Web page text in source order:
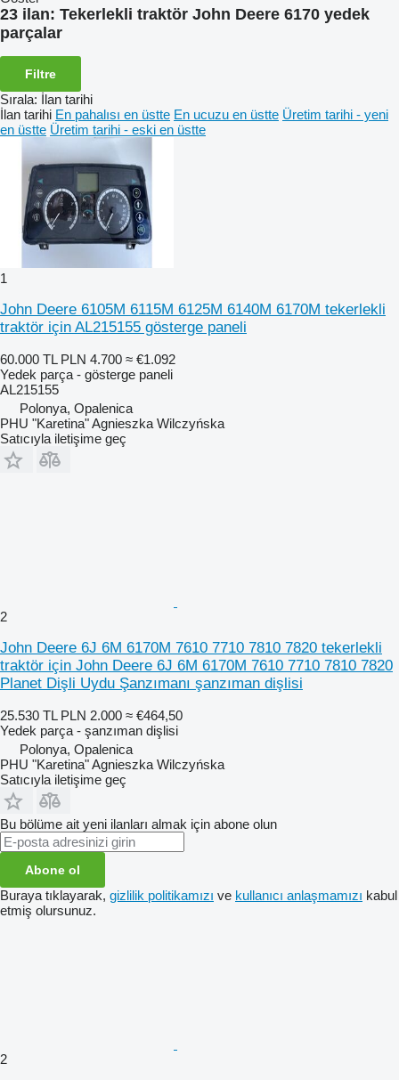
23 ilan: Tekerlekli traktör John Deere 6170 yedek
parçalar
Filtre
Sırala: İlan tarihi
İlan tarihi En pahalısı en üstte En ucuzu en üstte Üretim tarihi - yeni
en üstte Üretim tarihi - eski en üstte
1
John Deere 6105M 6115M 6125M 6140M 6170M tekerlekli
traktör için AL215155 gösterge paneli
60.000 TL PLN 4.700 ≈ €1.092
Yedek parça - gösterge paneli
AL215155
Polonya, Opalenica
PHU "Karetina" Agnieszka Wilczyńska
Satıcıyla iletişime geç
2
John Deere 6J 6M 6170M 7610 7710 7810 7820 tekerlekli
traktör için John Deere 6J 6M 6170M 7610 7710 7810 7820
Planet Dişli Uydu Şanzımanı şanzıman dişlisi
25.530 TL PLN 2.000 ≈ €464,50
Yedek parça - şanzıman dişlisi
Polonya, Opalenica
PHU "Karetina" Agnieszka Wilczyńska
Satıcıyla iletişime geç
Bu bölüme ait yeni ilanları almak için abone olun
Abone ol
Buraya tıklayarak, gizlilik politikamızı ve kullanıcı anlaşmamızı kabul
etmiş olursunuz.
2